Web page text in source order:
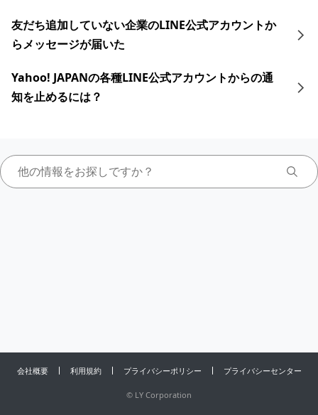
友だち追加していない企業のLINE公式アカウントか
らメッセージが届いた
Yahoo! JAPANの各種LINE公式アカウントからの通
知を止めるには？
会社概要 利用規約 プライバシーポリシー プライバシーセンター
© LY Corporation